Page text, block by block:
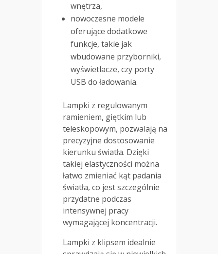
wnętrza,
nowoczesne modele
oferujące dodatkowe
funkcje, takie jak
wbudowane przyborniki,
wyświetlacze, czy porty
USB do ładowania.
Lampki z regulowanym
ramieniem, giętkim lub
teleskopowym, pozwalają na
precyzyjne dostosowanie
kierunku światła. Dzięki
takiej elastyczności można
łatwo zmieniać kąt padania
światła, co jest szczególnie
przydatne podczas
intensywnej pracy
wymagającej koncentracji.
Lampki z klipsem idealnie